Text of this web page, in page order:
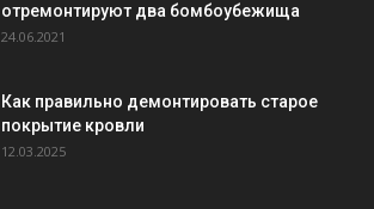
отремонтируют два бомбоубежища
24.06.2021
Как правильно демонтировать старое
покрытие кровли
12.03.2025